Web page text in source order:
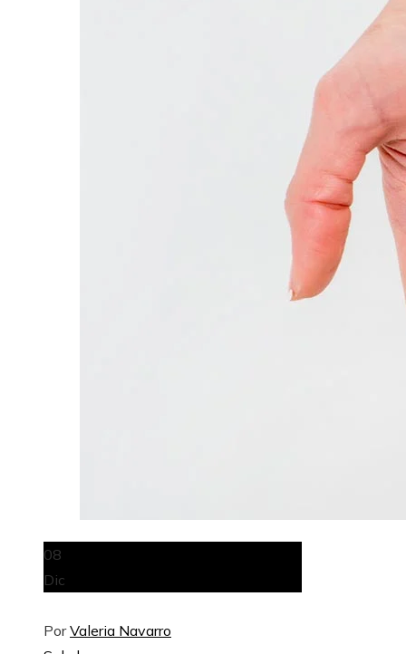
08
Dic
PorValeria Navarro